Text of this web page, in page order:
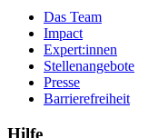
Das Team
Impact
Expert:innen
Stellenangebote
Presse
Barrierefreiheit
Hilfe